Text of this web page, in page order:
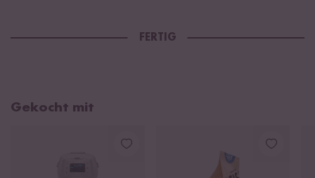
FERTIG
Gekocht mit